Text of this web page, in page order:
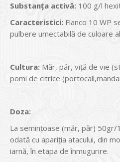
Substanţa activă: 100 g/l
Caracteristici: Flanco 10 WP
pulbere umectabilă de culoare
Cultura: Măr, păr, viță de vie
pomi de citrice
Doza:
La semințoase (măr, păr)
odată cu apariția atacului, din
iarnă, în etapa de înmugurire.